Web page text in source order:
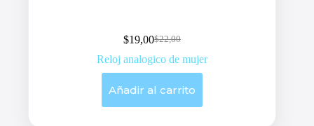
$22,00
Original
price
$19,00Current
price
Reloj analogico de mujer
Añadir al carrito